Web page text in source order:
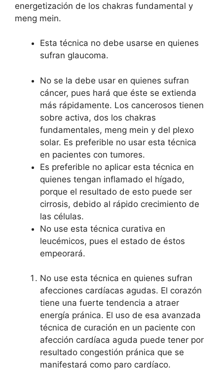
energetización de los chakras fundamental y
meng mein.
Esta técnica no debe usarse en quienes
sufran glaucoma.
No se la debe usar en quienes sufran
cáncer, pues hará que éste se extienda
más rápidamente. Los cancerosos tienen
sobre activa, dos los chakras
fundamentales, meng mein y del plexo
solar. Es preferible no usar esta técnica
en pacientes con tumores.
Es preferible no aplicar esta técnica en
quienes tengan inflamado el hígado,
porque el resultado de esto puede ser
cirrosis, debido al rápido crecimiento de
las células.
No use esta técnica curativa en
leucémicos, pues el estado de éstos
empeorará.
No use esta técnica en quienes sufran
afecciones cardíacas agudas. El corazón
tiene una fuerte tendencia a atraer
energía pránica. El uso de esa avanzada
técnica de curación en un paciente con
afección cardíaca aguda puede tener por
resultado congestión pránica que se
manifestará como paro cardíaco.